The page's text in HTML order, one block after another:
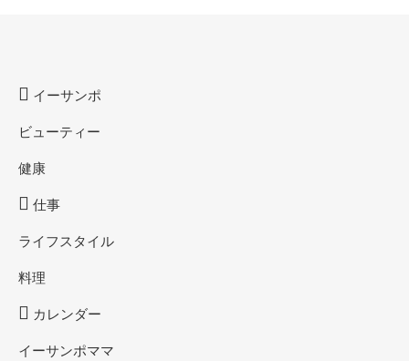
イーサンポ
ビューティー
健康
仕事
ライフスタイル
料理
カレンダー
イーサンポママ